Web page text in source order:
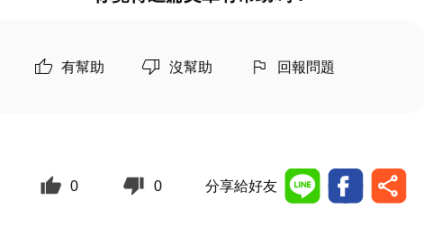
有幫助 沒幫助 回報問題
0 0 分享給好友